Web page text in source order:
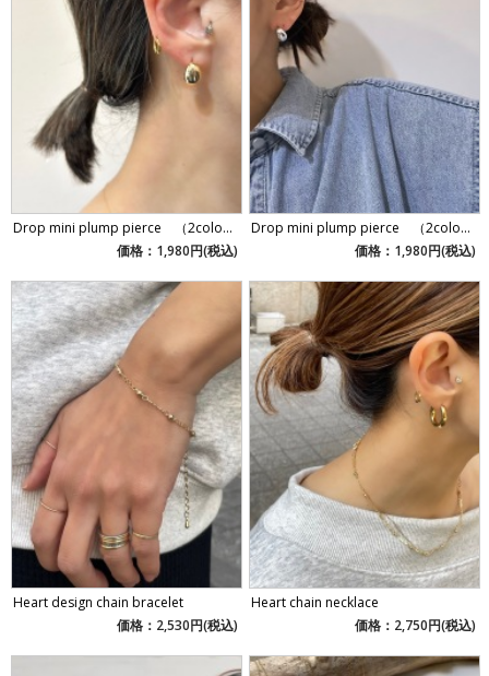
Drop mini plump pierce （2colo...
価格：1,980円(税込)
Drop mini plump pierce （2colo...
価格：1,980円(税込)
Heart design chain bracelet
価格：2,530円(税込)
Heart chain necklace
価格：2,750円(税込)